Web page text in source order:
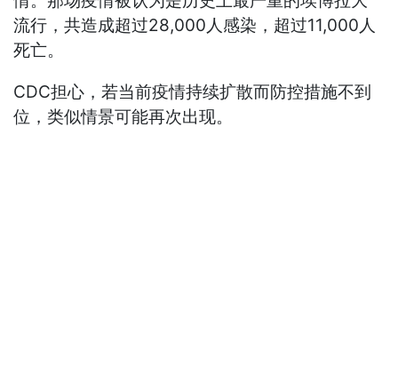
流行，共造成超过28,000人感染，超过11,000人
死亡。
CDC担心，若当前疫情持续扩散而防控措施不到
位，类似情景可能再次出现。